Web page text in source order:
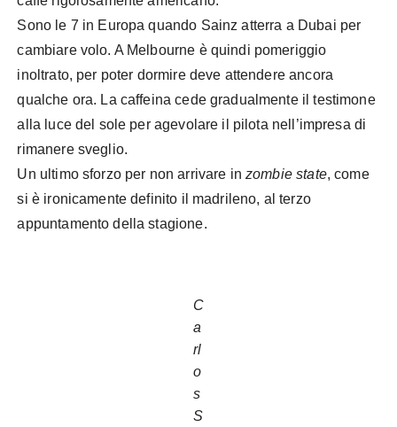
Sono le 7 in Europa quando Sainz atterra a Dubai per
cambiare volo. A Melbourne è quindi pomeriggio
inoltrato, per poter dormire deve attendere ancora
qualche ora. La caffeina cede gradualmente il testimone
alla luce del sole per agevolare il pilota nell’impresa di
rimanere sveglio.
Un ultimo sforzo per non arrivare inzombie state, come
si è ironicamente definito il madrileno, al terzo
appuntamento della stagione.
C
a
rl
o
s
S